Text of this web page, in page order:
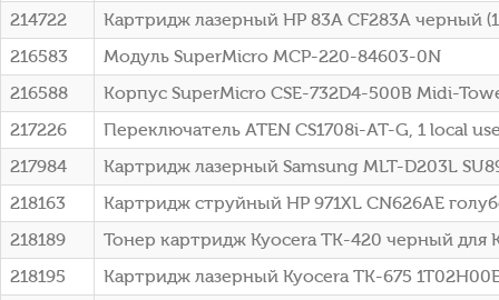
214722
Картридж лазерный HP 83A CF283A черный
216583
Модуль SuperMicro MCP-220-84603-0N
216588
Корпус SuperMicro CSE-732D4-500B Midi-
217226
Переключатель ATEN CS1708i-AT-G, 1 local
217984
Картридж лазерный Samsung MLT-D203L
218163
Картридж струйный HP 971XL CN626AE
218189
Тонер картридж Kyocera TK-420 черный для
218195
Картридж лазерный Kyocera TK-675